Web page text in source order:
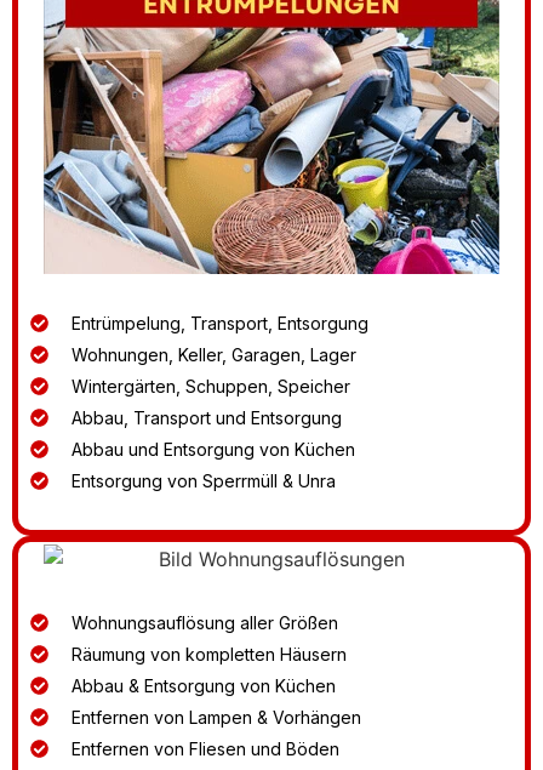
Entrümpelung, Transport, Entsorgung
Wohnungen, Keller, Garagen, Lager
Wintergärten, Schuppen, Speicher
Abbau, Transport und Entsorgung
Abbau und Entsorgung von Küchen
Entsorgung von Sperrmüll & Unra
Wohnungsauflösung aller Größen
Räumung von kompletten Häusern
Abbau & Entsorgung von Küchen
Entfernen von Lampen & Vorhängen
Entfernen von Fliesen und Böden